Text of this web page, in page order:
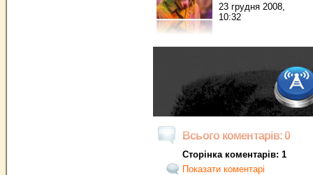
23 грудня 2008,
10:32
Всього коментарів: 0
Сторінка коментарів: 1
Показати коментарі